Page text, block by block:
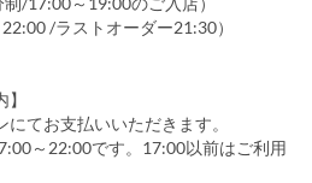
/ラストオーダー21:30）
てお支払いいただきます。
～22:00です。17:00以前はご利用